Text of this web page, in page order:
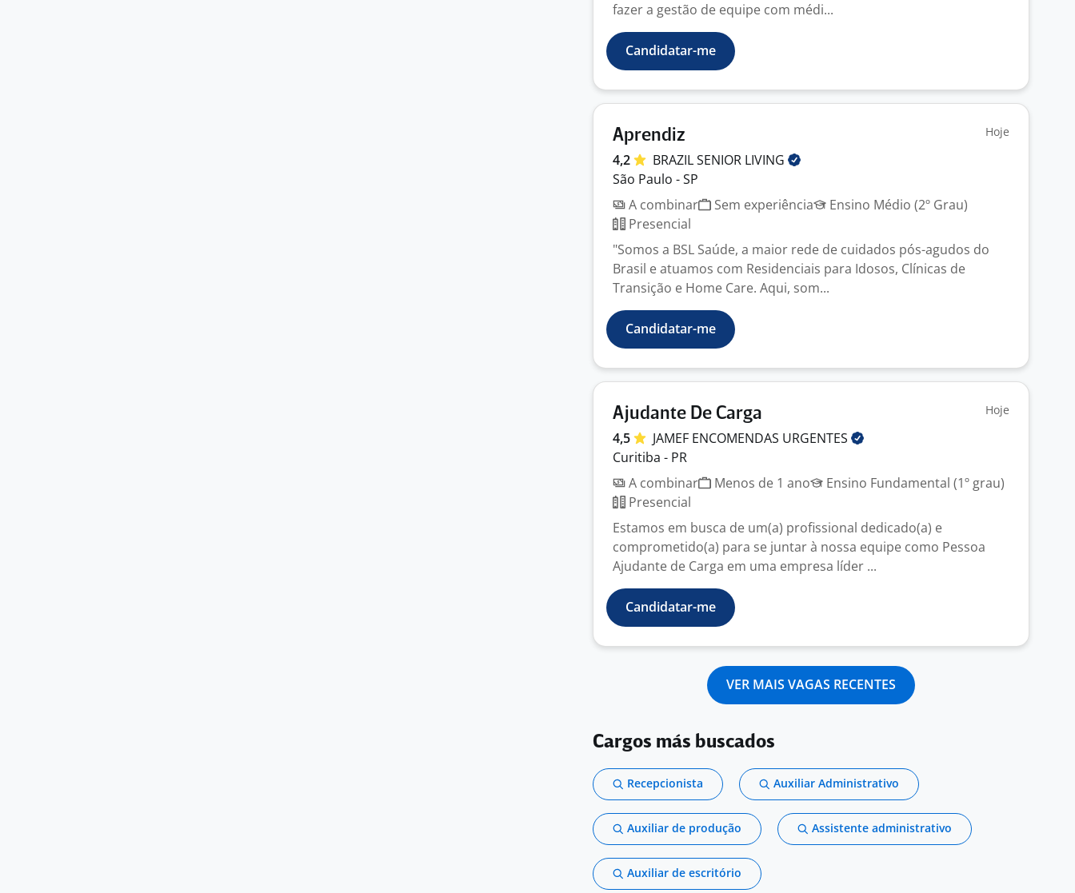
fazer a gestão de equipe com médi...
Candidatar-me
Aprendiz Hoje
4,2 BRAZIL SENIOR LIVING
São Paulo - SP
A combinar
Sem experiência
Ensino Médio (2º Grau)
Presencial
"Somos a BSL Saúde, a maior rede de cuidados pós-agudos do
Brasil e atuamos com Residenciais para Idosos, Clínicas de
Transição e Home Care. Aqui, som...
Candidatar-me
Ajudante De Carga Hoje
4,5 JAMEF ENCOMENDAS URGENTES
Curitiba - PR
A combinar
Menos de 1 ano
Ensino Fundamental (1º grau)
Presencial
Estamos em busca de um(a) profissional dedicado(a) e
comprometido(a) para se juntar à nossa equipe como Pessoa
Ajudante de Carga em uma empresa líder ...
Candidatar-me
VER MAIS VAGAS RECENTES
Cargos más buscados
Recepcionista Auxiliar Administrativo
Auxiliar de produção Assistente administrativo
Auxiliar de escritório